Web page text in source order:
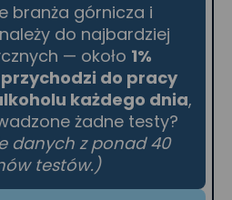
branża górnicza i
do najbardziej
— około 1%
do pracy
każdego dnia,
żadne testy?
danych z ponad 40
testów.)